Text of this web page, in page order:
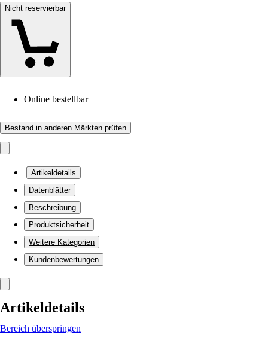
Nicht reservierbar
Online bestellbar
Bestand in anderen Märkten prüfen
Artikeldetails
Datenblätter
Beschreibung
Produktsicherheit
Weitere Kategorien
Kundenbewertungen
Artikeldetails
Bereich überspringen